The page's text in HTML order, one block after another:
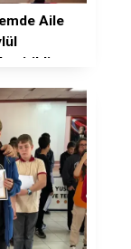
Aile